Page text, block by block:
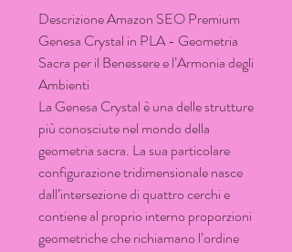
Descrizione Amazon SEO Premium
Genesa Crystal in PLA - Geometria
Sacra per il Benessere e l’Armonia degli
Ambienti
La Genesa Crystal è una delle strutture
più conosciute nel mondo della
geometria sacra. La sua particolare
configurazione tridimensionale nasce
dall’intersezione di quattro cerchi e
contiene al proprio interno proporzioni
geometriche che richiamano l’ordine